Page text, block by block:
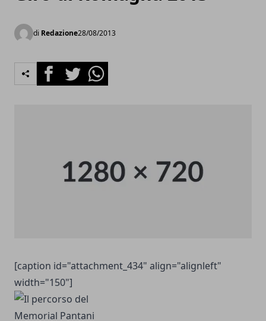
di Redazione28/08/2013
FacebookTwitterWhatsapp
[caption id="attachment_434" align="alignleft"
width="150"]